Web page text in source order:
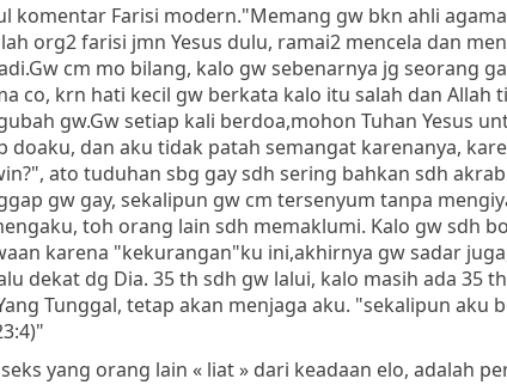
komentar Farisi modern."Memang gw bkn ahli
org2 farisi jmn Yesus dulu, ramai2 mencela dan
cm mo bilang, kalo gw sebenarnya jg seorang
co, krn hati kecil gw berkata kalo itu salah dan Allah
gw.Gw setiap kali berdoa,mohon Tuhan Yesus
doaku, dan aku tidak patah semangat karenanya,
ato tuduhan sbg gay sdh sering bahkan sdh
gw gay, sekalipun gw cm tersenyum tanpa
toh orang lain sdh memaklumi. Kalo gw sdh
karena "kekurangan"ku ini,akhirnya gw sadar
dekat dg Dia. 35 th sdh gw lalui, kalo masih ada 35
Tunggal, tetap akan menjaga aku. "sekalipun aku
yang orang lain « liat » dari keadaan elo, adalah